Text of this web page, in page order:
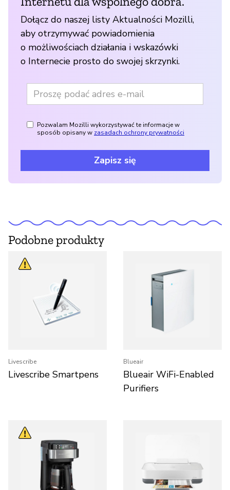
Dołącz do naszej listy Aktualności Mozilli,
aby otrzymywać powiadomienia
o możliwościach działania i wskazówki
o Internecie prosto do swojej skrzynki.
Pozwalam Mozilli wykorzystywać te informacje w
sposób opisany w zasadach ochrony prywatności
Zapisz się
Podobne produkty
Livescribe
Livescribe Smartpens
Blueair
Blueair WiFi-Enabled
Purifiers